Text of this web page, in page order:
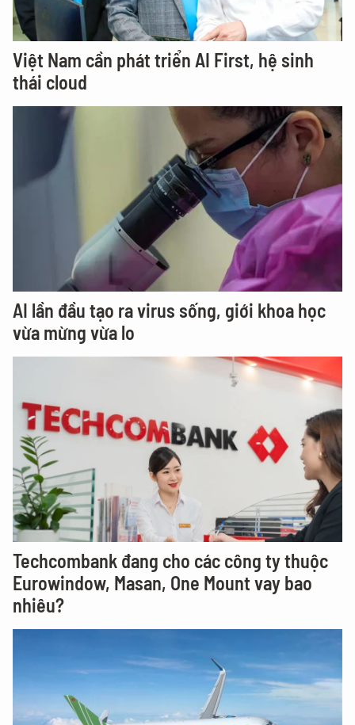
Việt Nam cần phát triển AI First, hệ sinh
thái cloud
AI lần đầu tạo ra virus sống, giới khoa học
vừa mừng vừa lo
Techcombank đang cho các công ty thuộc
Eurowindow, Masan, One Mount vay bao
nhiêu?